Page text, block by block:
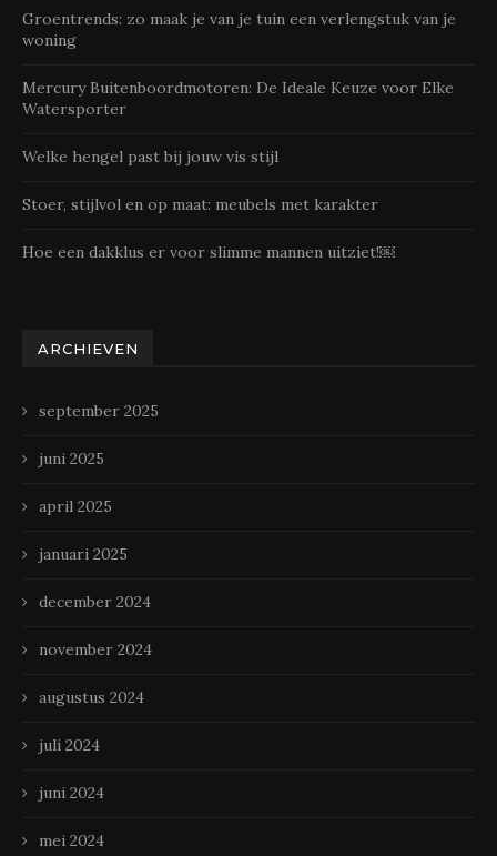
Groentrends: zo maak je van je tuin een verlengstuk van je
woning
Mercury Buitenboordmotoren: De Ideale Keuze voor Elke
Watersporter
Welke hengel past bij jouw vis stijl
Stoer, stijlvol en op maat: meubels met karakter
Hoe een dakklus er voor slimme mannen uitziet!￼
ARCHIEVEN
september 2025
juni 2025
april 2025
januari 2025
december 2024
november 2024
augustus 2024
juli 2024
juni 2024
mei 2024